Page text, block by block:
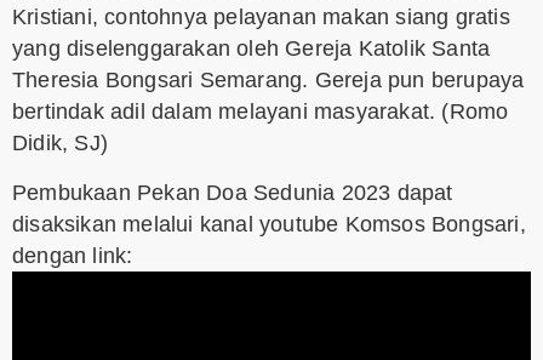
Kristiani, contohnya pelayanan makan siang gratis
yang diselenggarakan oleh Gereja Katolik Santa
Theresia Bongsari Semarang. Gereja pun berupaya
bertindak adil dalam melayani masyarakat. (Romo
Didik, SJ)
Pembukaan Pekan Doa Sedunia 2023 dapat
disaksikan melalui kanal youtube Komsos Bongsari,
dengan link: